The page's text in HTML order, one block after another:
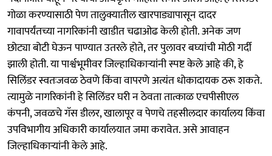
गोळा करण्यासाठी पेण तालुक्यातील खारपाड्यापासून दादर
गावापर्यंतच्या नागरिकांनी खाडीत चढाओढ केली होती. अनेक जण
छोट्या बोटी घेऊन पाण्यात उतरले होते, तर पुलावर बघ्यांची मोठी गर्दी
झाली होती. या पार्श्वभूमीवर जिल्हाधिकाऱ्यांनी स्पष्ट केले आहे की, हे
सिलिंडर स्वतःजवळ ठेवणे किंवा वापरणे अत्यंत धोकादायक ठरू शकते.
त्यामुळे नागरिकांनी हे सिलिंडर घरी न ठेवता तात्काळ एचपीसीएल
कंपनी, जवळचे गॅस डीलर, खालापूर व पेणचे तहसीलदार कार्यालय किंवा
उपविभागीय अधिकारी कार्यालयात जमा करावेत. असे आवाहन
जिल्हाधिकाऱ्यांनी केले आहे.